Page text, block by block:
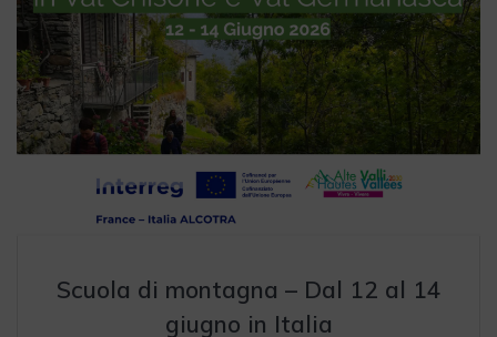
Scuola di montagna – Dal 12 al 14
giugno in Italia